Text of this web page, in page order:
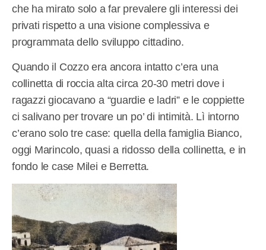
che ha mirato solo a far prevalere gli interessi dei
privati rispetto a una visione complessiva e
programmata dello sviluppo cittadino.
Quando il Cozzo era ancora intatto c’era una
collinetta di roccia alta circa 20-30 metri dove i
ragazzi giocavano a “guardie e ladri” e le coppiette
ci salivano per trovare un po’ di intimità. Lì intorno
c’erano solo tre case: quella della famiglia Bianco,
oggi Marincolo, quasi a ridosso della collinetta, e in
fondo le case Milei e Berretta.